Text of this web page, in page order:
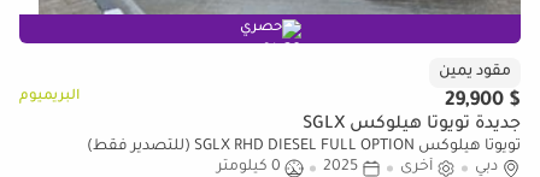
حصري
مقود يمين
$ 29,900 البريميوم
جديدة تويوتا هيلوكس SGLX
تويوتا هيلوكس SGLX RHD DIESEL FULL OPTION (للتصدير فقط)
دبي
أخرى 2025
0 كيلومتر